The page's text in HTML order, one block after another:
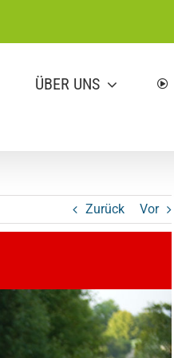
ÜBER UNS
Zurück Vor